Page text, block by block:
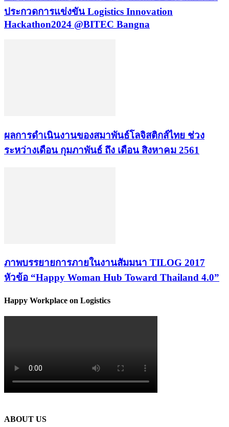
ประกวดการแข่งขัน Logistics Innovation
Hackathon2024 @BITEC Bangna
ผลการดำเนินงานของสมาพันธ์โลจิสติกส์ไทย ช่วง
ระหว่างเดือน กุมภาพันธ์ ถึง เดือน สิงหาคม 2561
ภาพบรรยายการภายในงานสัมมนา TILOG 2017
หัวข้อ “Happy Woman Hub Toward Thailand 4.0”
Happy Workplace on Logistics
ABOUT US